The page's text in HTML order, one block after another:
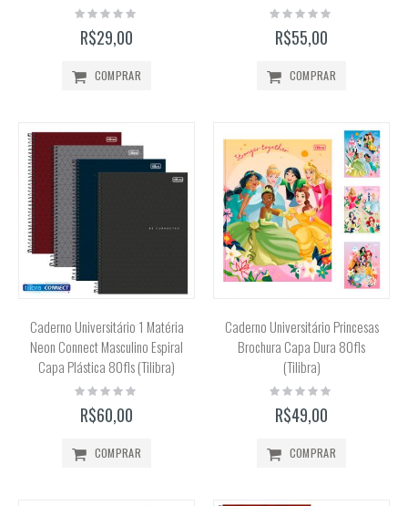
Rating:
R$29,00
COMPRAR
Rating:
R$55,00
COMPRAR
Caderno Universitário 1 Matéria
Neon Connect Masculino Espiral
Capa Plástica 80fls (Tilibra)
Rating:
R$60,00
COMPRAR
Caderno Universitário Princesas
Brochura Capa Dura 80fls
(Tilibra)
Rating:
R$49,00
COMPRAR